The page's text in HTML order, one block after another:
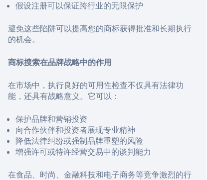
假设注册可以保证跨行业的无限保护
避免这些陷阱可以提高您的商标获得批准和长期执行
的机会。
商标搜索在品牌战略中的作用
在市场中，执行良好的可用性检查不仅具有法律功
能，还具有战略意义。它可以：
保护品牌和营销投资
向合作伙伴和投资者展现专业精神
降低法律纠纷或强制品牌重塑的风险
增强许可或特许经营交易中的谈判能力
在食品、时尚、金融科技和电子商务等竞争激烈的行